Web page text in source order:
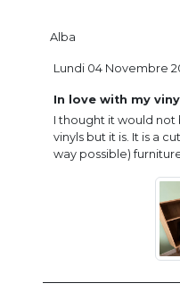
Alba
In love with my
I thought it would
vinyls but it is. It is a
way possible)
Lundi 04 Novembre